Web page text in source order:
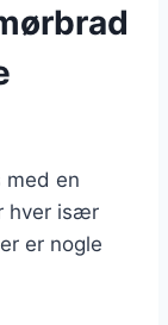
med en
hver især
er nogle